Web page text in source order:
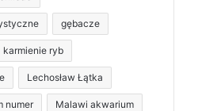
gębacze
karmienie ryb
Lechosław Łątka
numer Malawi akwarium